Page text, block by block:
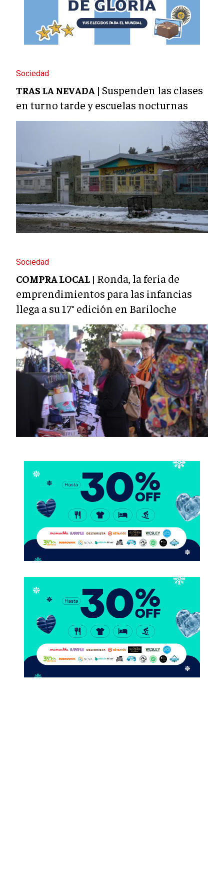
Sociedad
TRAS LA NEVADA | Suspenden las clases
en turno tarde y escuelas nocturnas
Sociedad
COMPRA LOCAL | Ronda, la feria de
emprendimientos para las infancias
llega a su 17° edición en Bariloche